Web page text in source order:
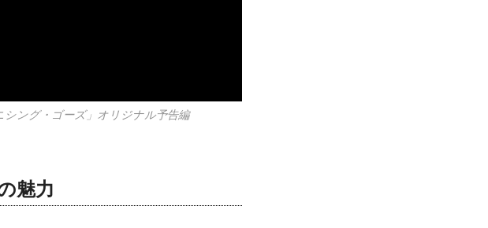
シング・ゴーズ」オリジナル予告編
魅力